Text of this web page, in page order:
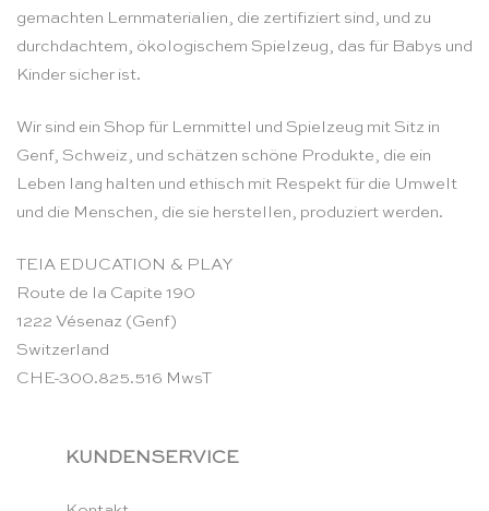
gemachten Lernmaterialien, die zertifiziert sind, und zu
durchdachtem, ökologischem Spielzeug, das für Babys und
Kinder sicher ist.
Wir sind ein Shop für Lernmittel und Spielzeug mit Sitz in
Genf, Schweiz, und schätzen schöne Produkte, die ein
Leben lang halten und ethisch mit Respekt für die Umwelt
und die Menschen, die sie herstellen, produziert werden.
TEIA EDUCATION & PLAY
Route de la Capite 190
1222 Vésenaz (Genf)
Switzerland
CHE-300.825.516 MwsT
KUNDENSERVICE